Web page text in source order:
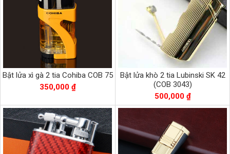
Bật lửa xì gà 2 tia Cohiba COB 75
350,000 ₫
Bật lửa khò 2 tia Lubinski SK 42
(COB 3043)
500,000 ₫